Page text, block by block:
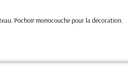
Pochoir monocouche pour la décoration.